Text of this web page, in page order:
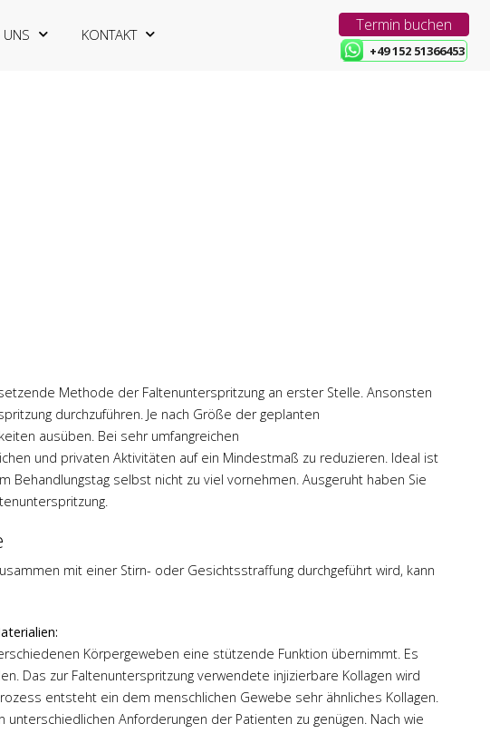
UNS KONTAKT
Termin buchen
+49 152 51366453
Methode der Faltenunterspritzung an erster Stelle. Ansonsten
durchzuführen. Je nach Größe der geplanten
ausüben. Bei sehr umfangreichen
und privaten Aktivitäten auf ein Mindestmaß zu reduzieren. Ideal ist
Behandlungstag selbst nicht zu viel vornehmen. Ausgeruht haben Sie
mit einer Stirn- oder Gesichtsstraffung durchgeführt wird, kann
Körpergeweben eine stützende Funktion übernimmt. Es
Das zur Faltenunterspritzung verwendete injizierbare Kollagen wird
entsteht ein dem menschlichen Gewebe sehr ähnliches Kollagen.
Anforderungen der Patienten zu genügen. Nach wie